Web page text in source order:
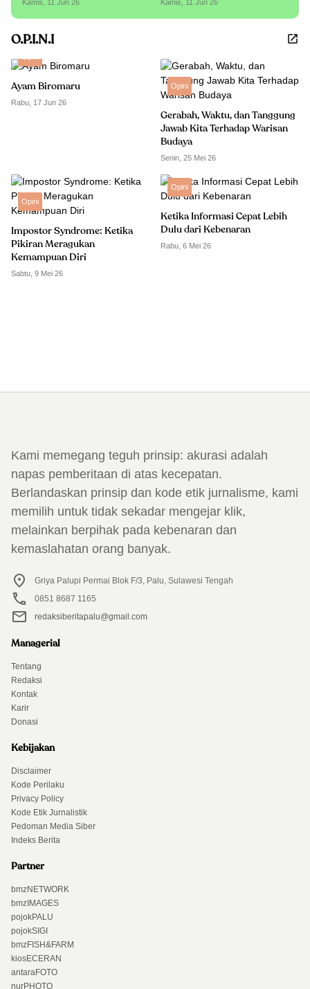
Kamis, 11 Jun 26 Kamis, 11 Jun 26
O.P.I.N.I
Ayam Biromaru
Rabu, 17 Jun 26
Opini
Gerabah, Waktu, dan Tanggung
Jawab Kita Terhadap Warisan
Budaya
Senin, 25 Mei 26
Opini
Impostor Syndrome: Ketika
Pikiran Meragukan
Kemampuan Diri
Sabtu, 9 Mei 26
Opini
Ketika Informasi Cepat Lebih
Dulu dari Kebenaran
Rabu, 6 Mei 26
Kami memegang teguh prinsip: akurasi adalah
napas pemberitaan di atas kecepatan.
Berlandaskan prinsip dan kode etik jurnalisme, kami
memilih untuk tidak sekadar mengejar klik,
melainkan berpihak pada kebenaran dan
kemaslahatan orang banyak.
Griya Palupi Permai Blok F/3, Palu, Sulawesi Tengah
0851 8687 1165
redaksiberitapalu@gmail.com
Managerial
Tentang
Redaksi
Kontak
Karir
Donasi
Kebijakan
Disclaimer
Kode Perilaku
Privacy Policy
Kode Etik Jurnalistik
Pedoman Media Siber
Indeks Berita
Partner
bmzNETWORK
bmzIMAGES
pojokPALU
pojokSIGI
bmzFISH&FARM
kiosECERAN
antaraFOTO
nurPHOTO